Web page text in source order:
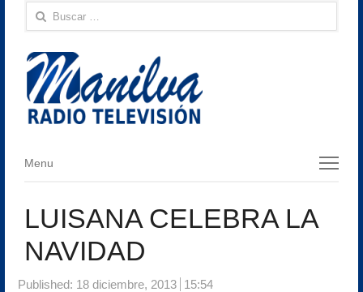
Buscar:
Menu
Menu
LUISANA CELEBRA LA
NAVIDAD
Published: 18 diciembre, 2013 15:54